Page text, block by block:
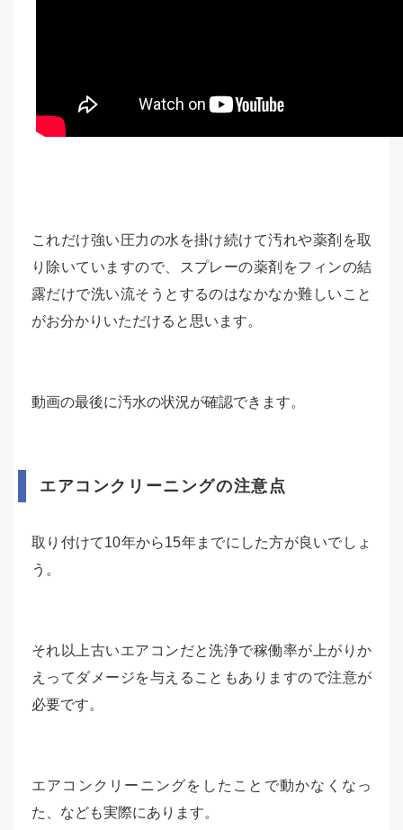
これだけ強い圧力の水を掛け続けて汚れや薬剤を取
り除いていますので、スプレーの薬剤をフィンの結
露だけで洗い流そうとするのはなかなか難しいこと
がお分かりいただけると思います。
動画の最後に汚水の状況が確認できます。
エアコンクリーニングの注意点
取り付けて10年から15年までにした方が良いでしょ
う。
それ以上古いエアコンだと洗浄で稼働率が上がりか
えってダメージを与えることもありますので注意が
必要です。
エアコンクリーニングをしたことで動かなくなっ
た、なども実際にあります。